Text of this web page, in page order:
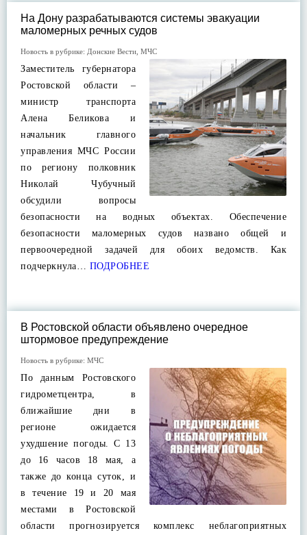
На Дону разрабатываются системы эвакуации
маломерных речных судов
Новость в рубрике: Донские Вести МЧС
Заместитель губернатора
Ростовской области –
министр транспорта
Алена Беликова и
начальник главного
управления МЧС России
по региону полковник
Николай Чубучный
обсудили вопросы
безопасности на водных объектах. Обеспечение
безопасности маломерных судов названо общей и
первоочередной задачей для обоих ведомств. Как
подчеркнула… ПОДРОБНЕЕ
В Ростовской области объявлено очередное
штормовое предупреждение
Новость в рубрике: МЧС
По данным Ростовского
гидрометцентра, в
ближайшие дни в
регионе ожидается
ухудшение погоды. С 13
до 16 часов 18 мая, а
также до конца суток, и
в течение 19 и 20 мая
местами в Ростовской
области прогнозируется комплекс неблагоприятных